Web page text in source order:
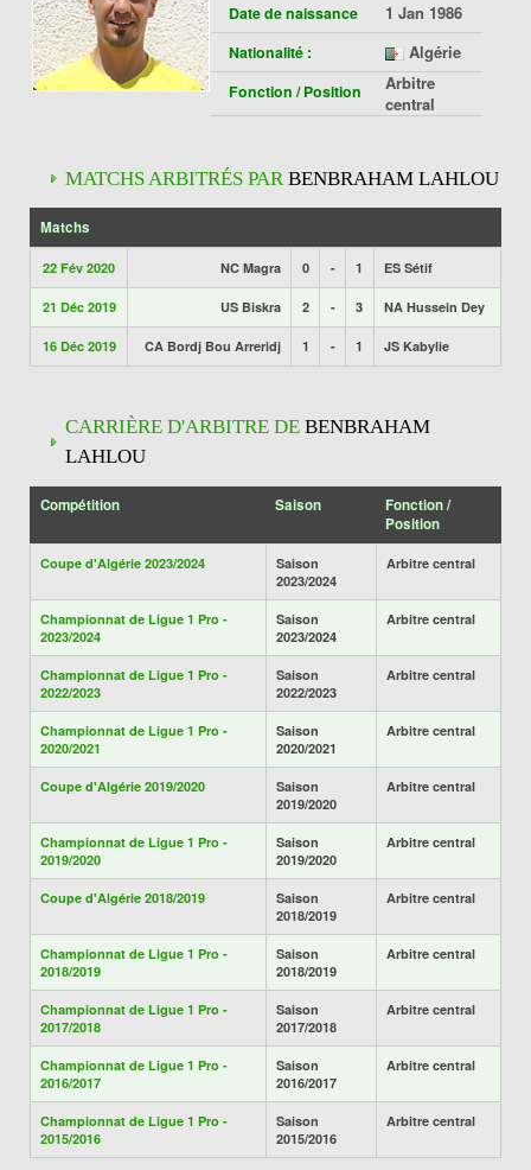
Date de naissance 1 Jan 1986
Nationalité : Algérie
Fonction / Position
Arbitre
central
MATCHS ARBITRÉS PARBENBRAHAM LAHLOU
Matchs
22 Fév 2020 NC Magra 0 - 1 ES Sétif
21 Déc 2019 US Biskra 2 - 3 NA Hussein Dey
16 Déc 2019 CA Bordj Bou Arreridj 1 - 1 JS Kabylie
CARRIÈRE D'ARBITRE DE BENBRAHAM
LAHLOU
Compétition Saison
Fonction /
Position
Coupe d'Algérie 2023/2024
Saison
2023/2024
Arbitre central
Championnat de Ligue 1 Pro -
2023/2024
Saison
2023/2024
Arbitre central
Championnat de Ligue 1 Pro -
2022/2023
Saison
2022/2023
Arbitre central
Championnat de Ligue 1 Pro -
2020/2021
Saison
2020/2021
Arbitre central
Coupe d'Algérie 2019/2020
Saison
2019/2020
Arbitre central
Championnat de Ligue 1 Pro -
2019/2020
Saison
2019/2020
Arbitre central
Coupe d'Algérie 2018/2019
Saison
2018/2019
Arbitre central
Championnat de Ligue 1 Pro -
2018/2019
Saison
2018/2019
Arbitre central
Championnat de Ligue 1 Pro -
2017/2018
Saison
2017/2018
Arbitre central
Championnat de Ligue 1 Pro -
2016/2017
Saison
2016/2017
Arbitre central
Championnat de Ligue 1 Pro -
2015/2016
Saison
2015/2016
Arbitre central